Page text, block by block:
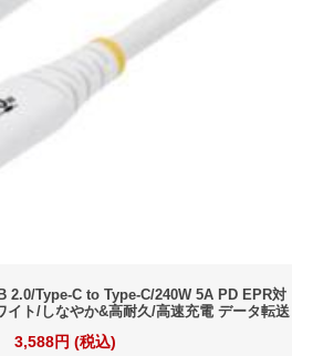
2.0/Type-C to Type-C/240W 5A PD EPR対
イト/しなやか&高耐久/高速充電 データ転送
3,588円 (税込)